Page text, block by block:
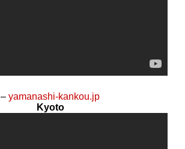
–yamanashi-kankou.jp
Kyoto